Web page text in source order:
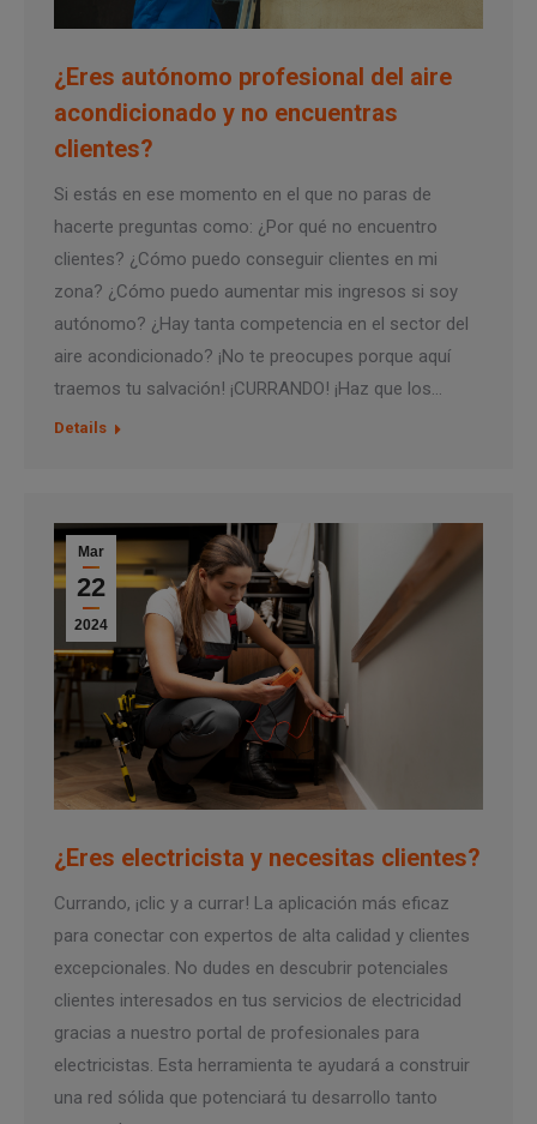
¿Eres autónomo profesional del aire
acondicionado y no encuentras
clientes?
Si estás en ese momento en el que no paras de
hacerte preguntas como: ¿Por qué no encuentro
clientes? ¿Cómo puedo conseguir clientes en mi
zona? ¿Cómo puedo aumentar mis ingresos si soy
autónomo? ¿Hay tanta competencia en el sector del
aire acondicionado? ¡No te preocupes porque aquí
traemos tu salvación! ¡CURRANDO! ¡Haz que los…
Details
Mar
22
2024
¿Eres electricista y necesitas clientes?
Currando, ¡clic y a currar! La aplicación más eficaz
para conectar con expertos de alta calidad y clientes
excepcionales. No dudes en descubrir potenciales
clientes interesados en tus servicios de electricidad
gracias a nuestro portal de profesionales para
electricistas. Esta herramienta te ayudará a construir
una red sólida que potenciará tu desarrollo tanto